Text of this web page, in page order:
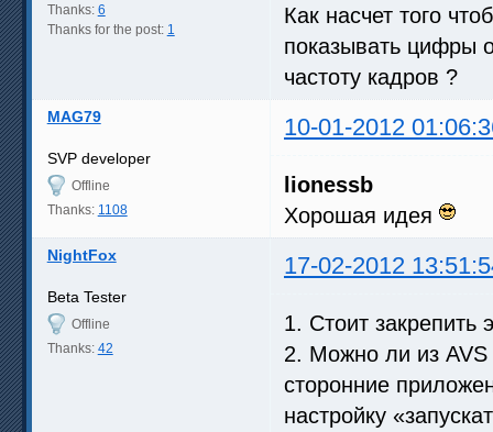
Thanks: 6
Thanks for the post: 1
Как насчет того
показывать цифры
частоту кадров ?
MAG79 10-01-2012
SVP developer
Offline
Thanks: 1108
lionessb
Хорошая идея
NightFox 17-02-2012
Beta Tester
Offline
Thanks: 42
1. Стоит закрепить
2. Можно ли из AVS
сторонние
настройку